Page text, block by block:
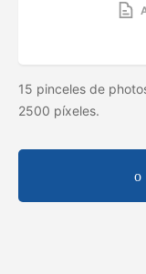
15 pinceles de
2500 píxeles.